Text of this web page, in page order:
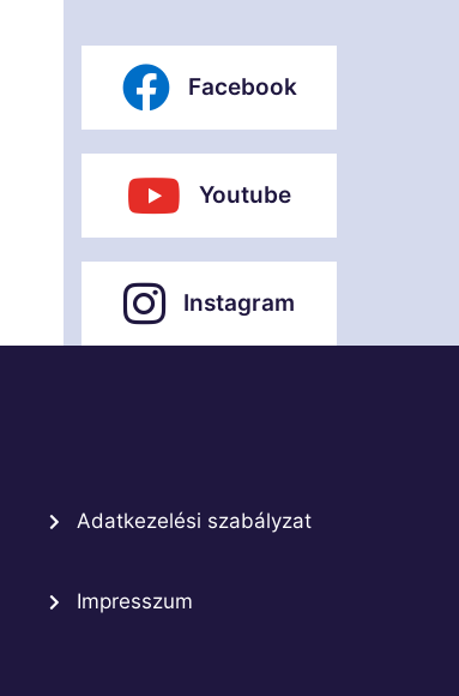
Facebook
Youtube
Instagram
Adatkezelési szabályzat
Impresszum